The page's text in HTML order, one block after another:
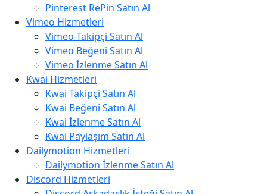
Pinterest RePin Satın Al
Vimeo Hizmetleri
Vimeo Takipçi Satın Al
Vimeo Beğeni Satın Al
Vimeo İzlenme Satın Al
Kwai Hizmetleri
Kwai Takipçi Satın Al
Kwai Beğeni Satın Al
Kwai İzlenme Satın Al
Kwai Paylaşım Satın Al
Dailymotion Hizmetleri
Dailymotion İzlenme Satın Al
Discord Hizmetleri